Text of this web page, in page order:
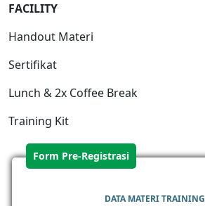
FACILITY
Handout Materi
Sertifikat
Lunch & 2x Coffee Break
Training Kit
Form Pre-Registrasi
DATA MATERI TRAINING